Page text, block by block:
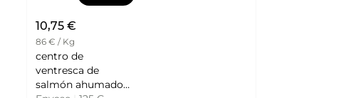
10,75 €
86 € / Kg
centro de
ventresca de
salmón ahumado